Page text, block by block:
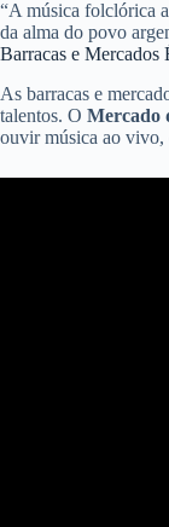
“A música folclórica
da alma do povo
Barracas e Mercados
As barracas e
talentos. O Mercado
ouvir música ao vivo,